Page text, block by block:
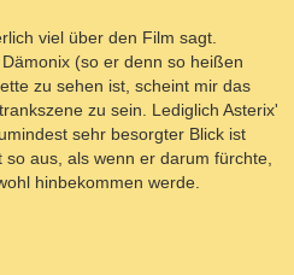
viel über den Film sagt.
(so er denn so heißen
zu sehen ist, scheint mir das
zu sein. Lediglich Asterix'
sehr besorgter Blick ist
aus, als wenn er darum fürchte,
hinbekommen werde.